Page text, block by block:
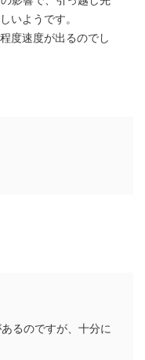
いようです。
度速度が出るのでし
るのですが、十分に